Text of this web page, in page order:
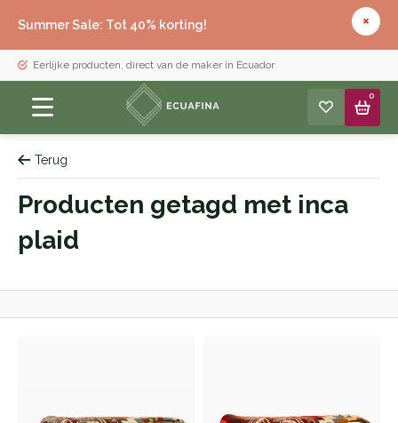
Summer Sale: Tot 40% korting!
Eerlijke producten, direct van de maker in Ecuador
0
Terug
Producten getagd met inca
plaid